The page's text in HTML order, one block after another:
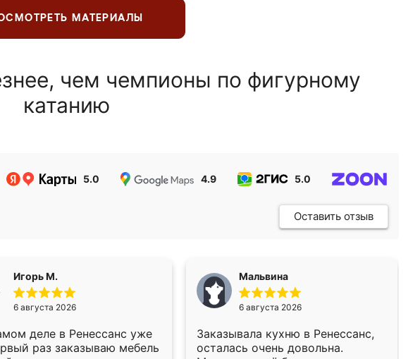
МАТЕРИАЛЫ
чем чемпионы по фигурному
катанию
5.0 4.9 5.0
Оставить отзыв
Игорь М.
6 августа 2026
деле в Ренессанс уже
раз заказываю мебель
Мальвина
6 августа 2026
Заказывала кухню в Ренессанс,
осталась очень довольна.